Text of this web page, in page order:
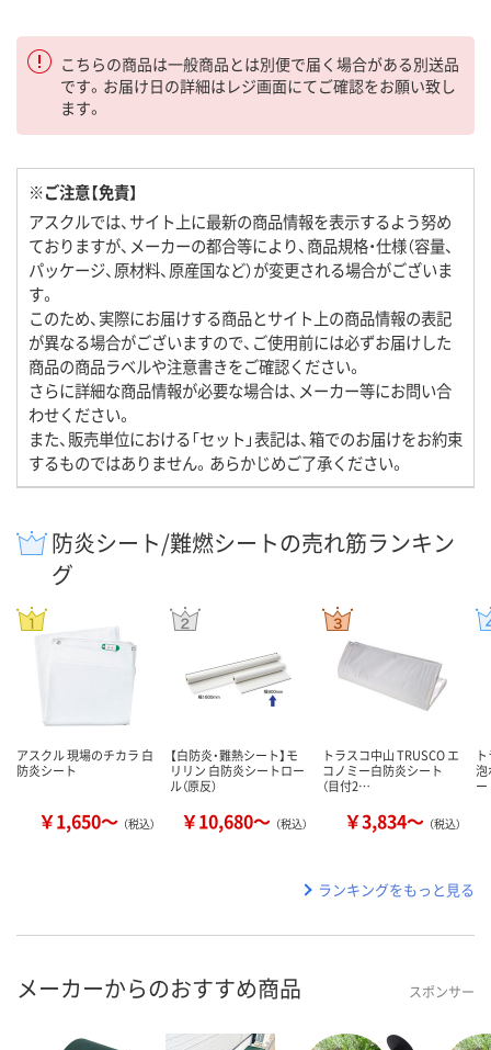
こちらの商品は一般商品とは別便で届く場合がある別送品
です。お届け日の詳細はレジ画面にてご確認をお願い致し
ます。
※ご注意【免責】
アスクルでは、サイト上に最新の商品情報を表示するよう努め
ておりますが、メーカーの都合等により、商品規格・仕様（容量、
パッケージ、原材料、原産国など）が変更される場合がございま
す。
このため、実際にお届けする商品とサイト上の商品情報の表記
が異なる場合がございますので、ご使用前には必ずお届けした
商品の商品ラベルや注意書きをご確認ください。
さらに詳細な商品情報が必要な場合は、メーカー等にお問い合
わせください。
また、販売単位における「セット」表記は、箱でのお届けをお約束
するものではありません。あらかじめご了承ください。
防炎シート/難燃シートの売れ筋ランキン
グ
アスクル 現場のチカラ 白
防炎シート
￥1,650～ （税込）
【白防炎・難熱シート】モ
リリン 白防炎シートロー
ル（原反）
￥10,680～ （税込）
トラスコ中山 TRUSCO エ
コノミー白防炎シート
（目付2…
￥3,834～ （税込）
泡
ランキングをもっと見る
メーカーからのおすすめ商品 スポンサー